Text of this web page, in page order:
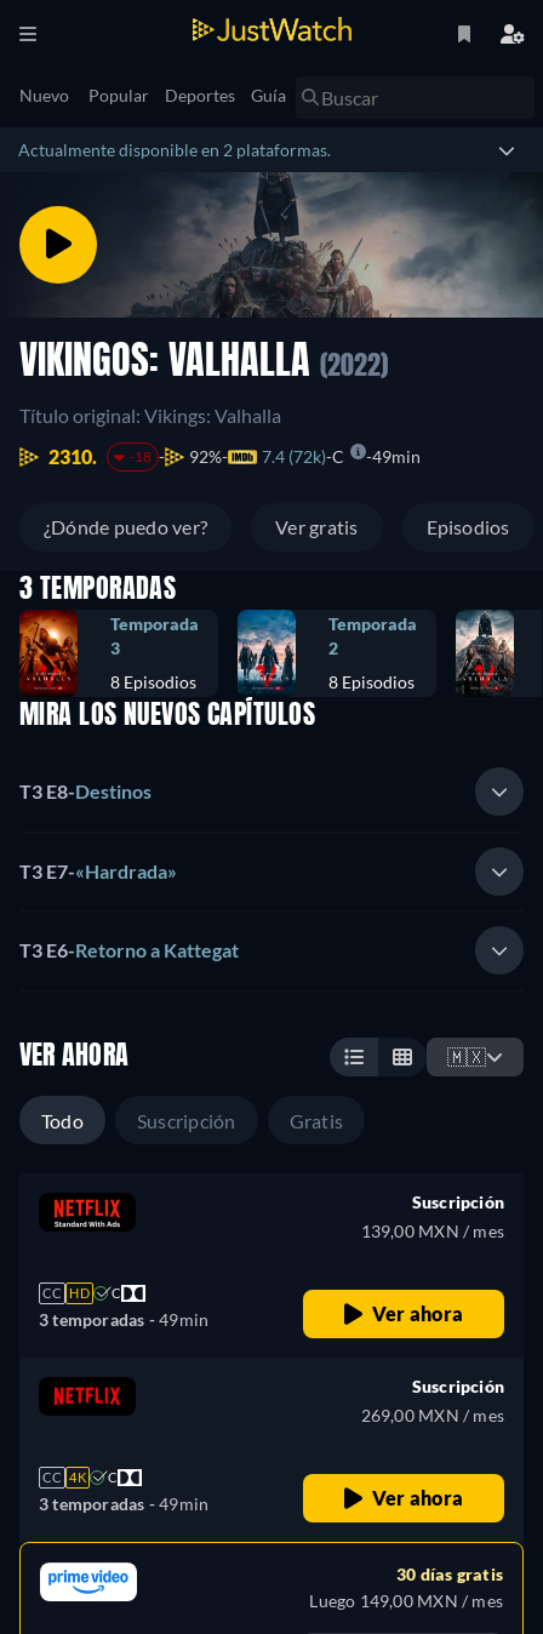
Nuevo Popular Deportes Guía
Actualmente disponible en 2 plataformas.
VIKINGOS: VALHALLA (2022)
Título original: Vikings: Valhalla
2310.
-18 92% 7.4 (72k) C 49min
¿Dónde puedo ver? Ver gratis Episodios
3 TEMPORADAS
Temporada
3
8 Episodios
Temporada
2
8 Episodios
MIRA LOS NUEVOS CAPÍTULOS
T3 E8-Destinos
T3 E7-«Hardrada»
T3 E6-Retorno a Kattegat
VER AHORA 🇲🇽
Todo Suscripción Gratis
CC HD C
3 temporadas -49min
Suscripción
139,00 MXN / mes
Ver ahora
CC 4K C
3 temporadas -49min
Suscripción
269,00 MXN / mes
Ver ahora
30 días gratis
Luego 149,00 MXN / mes